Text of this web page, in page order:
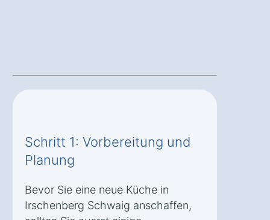
Schritt 1: Vorbereitung und
Planung
Bevor Sie eine neue Küche in
Irschenberg Schwaig anschaffen,